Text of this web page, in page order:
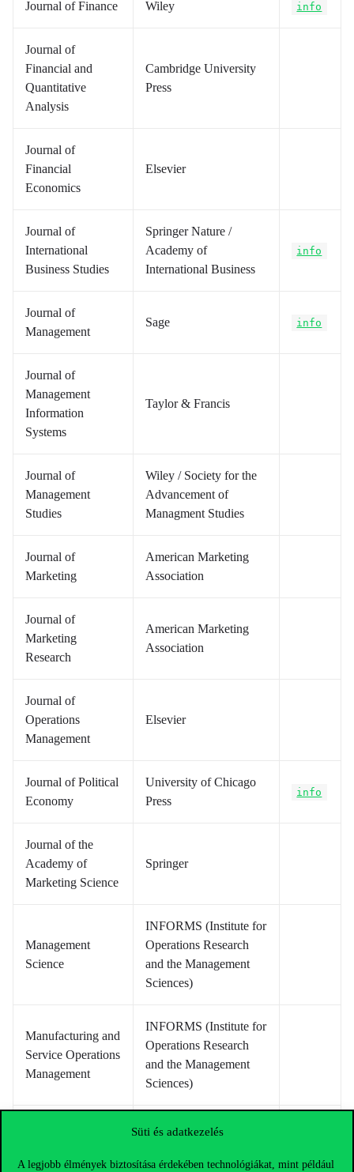
Süti és adatkezelés
A legjobb élmények biztosítása érdekében technológiákat, mint például
Journal of Finance Wiley info
Journal of
Financial and
Quantitative
Analysis
Cambridge University
Press
Journal of
Financial
Economics
Elsevier
Journal of
International
Business Studies
Springer Nature /
Academy of
International Business
info
Journal of
Management
Sage info
Journal of
Management
Information
Systems
Taylor & Francis
Journal of
Management
Studies
Wiley / Society for the
Advancement of
Managment Studies
Journal of
Marketing
American Marketing
Association
Journal of
Marketing
Research
American Marketing
Association
Journal of
Operations
Management
Elsevier
Journal of Political
Economy
University of Chicago
Press
info
Journal of the
Academy of
Marketing Science
Springer
Management
Science
INFORMS (Institute for
Operations Research
and the Management
Sciences)
Manufacturing and
Service Operations
Management
INFORMS (Institute for
Operations Research
and the Management
Sciences)
INFORMS (Institute for
and the Management